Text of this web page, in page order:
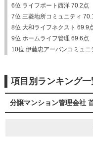
6位 ライフポート西洋 70.2点
7位 三菱地所コミュニティ
8位 大和ライフネクスト 69.9
9位 ホームライフ管理 69.6点
10位 伊藤忠アーバンコミュニ
項目別ランキング一
分譲マンション管理会社